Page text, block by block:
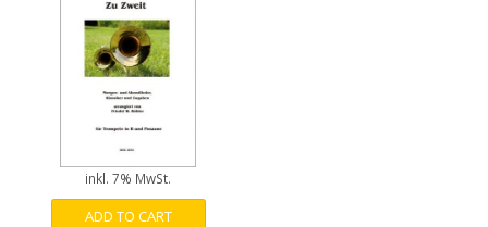
inkl. 7% MwSt.
ADD TO CART